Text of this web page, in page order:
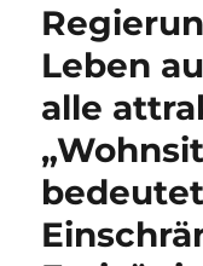
Leben
alle